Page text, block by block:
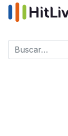
Buscar